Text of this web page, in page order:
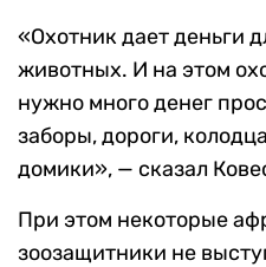
«Охотник дает деньги
животных. И на этом
нужно много денег
заборы, дороги,
домики», — сказал
При этом некоторые
зоозащитники не